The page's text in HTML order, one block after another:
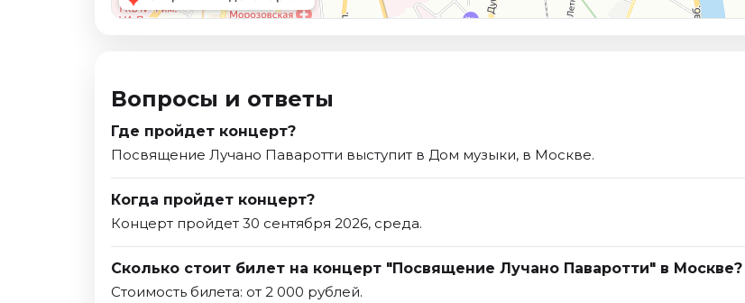
Вопросы и ответы
Где пройдет концерт?
Посвящение Лучано Паваротти выступит в Дом музыки, в Москве.
Когда пройдет концерт?
Концерт пройдет 30 сентября 2026, среда.
Сколько стоит билет на концерт "Посвящение Лучано Паваротти" в Москве?
Стоимость билета: от 2 000 рублей.